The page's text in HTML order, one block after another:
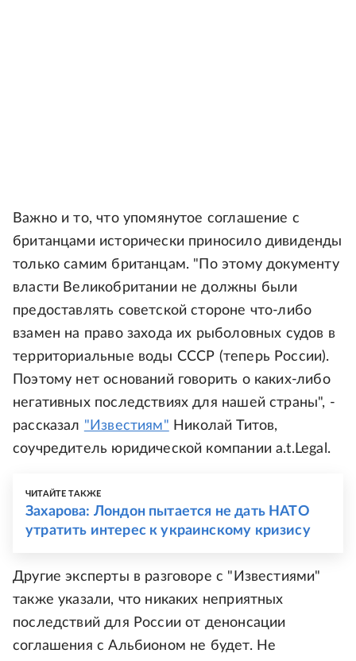
Важно и то, что упомянутое соглашение с
британцами исторически приносило дивиденды
только самим британцам. "По этому документу
власти Великобритании не должны были
предоставлять советской стороне что-либо
взамен на право захода их рыболовных судов в
территориальные воды СССР (теперь России).
Поэтому нет оснований говорить о каких-либо
негативных последствиях для нашей страны", -
рассказал "Известиям" Николай Титов,
соучредитель юридической компании a.t.Legal.
ЧИТАЙТЕ ТАКЖЕ
Захарова: Лондон пытается не дать НАТО
утратить интерес к украинскому кризису
Другие эксперты в разговоре с "Известиями"
также указали, что никаких неприятных
последствий для России от денонсации
соглашения с Альбионом не будет. Не